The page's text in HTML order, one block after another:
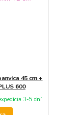
45 cm +
600
3-5 dní